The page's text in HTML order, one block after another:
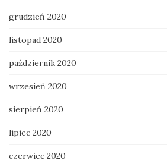
grudzień 2020
listopad 2020
październik 2020
wrzesień 2020
sierpień 2020
lipiec 2020
czerwiec 2020